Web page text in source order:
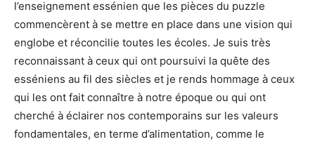
l’enseignement essénien que les pièces du puzzle
commencèrent à se mettre en place dans une vision qui
englobe et réconcilie toutes les écoles. Je suis très
reconnaissant à ceux qui ont poursuivi la quête des
esséniens au fil des siècles et je rends hommage à ceux
qui les ont fait connaître à notre époque ou qui ont
cherché à éclairer nos contemporains sur les valeurs
fondamentales, en terme d’alimentation, comme le